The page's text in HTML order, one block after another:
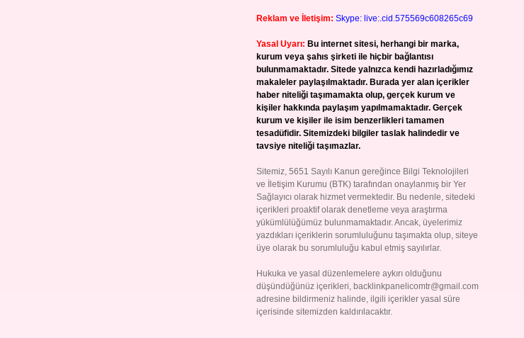
Reklam ve İletişim: Skype: live:.cid.575569c608265c69
Yasal Uyarı: Bu internet sitesi, herhangi bir marka,
kurum veya şahıs şirketi ile hiçbir bağlantısı
bulunmamaktadır. Sitede yalnızca kendi hazırladığımız
makaleler paylaşılmaktadır. Burada yer alan içerikler
haber niteliği taşımamakta olup, gerçek kurum ve
kişiler hakkında paylaşım yapılmamaktadır. Gerçek
kurum ve kişiler ile isim benzerlikleri tamamen
tesadüfidir. Sitemizdeki bilgiler taslak halindedir ve
tavsiye niteliği taşımazlar.
Sitemiz, 5651 Sayılı Kanun gereğince Bilgi Teknolojileri
ve İletişim Kurumu (BTK) tarafından onaylanmış bir Yer
Sağlayıcı olarak hizmet vermektedir. Bu nedenle, sitedeki
içerikleri proaktif olarak denetleme veya araştırma
yükümlülüğümüz bulunmamaktadır. Ancak, üyelerimiz
yazdıkları içeriklerin sorumluluğunu taşımakta olup, siteye
üye olarak bu sorumluluğu kabul etmiş sayılırlar.
Hukuka ve yasal düzenlemelere aykırı olduğunu
düşündüğünüz içerikleri, backlinkpanelicomtr@gmail.com
adresine bildirmeniz halinde, ilgili içerikler yasal süre
içerisinde sitemizden kaldırılacaktır.